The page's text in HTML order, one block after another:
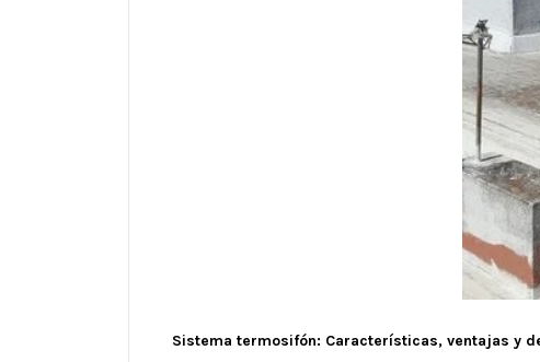
Sistema termosifón: Características, ventajas y